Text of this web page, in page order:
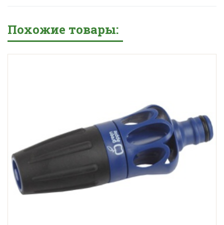
Похожие товары: